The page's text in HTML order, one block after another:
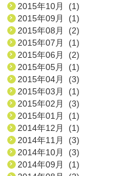
2015年10月 (1)
2015年09月 (1)
2015年08月 (2)
2015年07月 (1)
2015年06月 (2)
2015年05月 (1)
2015年04月 (3)
2015年03月 (1)
2015年02月 (3)
2015年01月 (1)
2014年12月 (1)
2014年11月 (3)
2014年10月 (3)
2014年09月 (1)